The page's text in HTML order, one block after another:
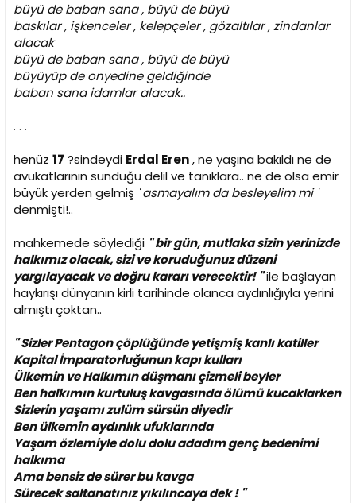
büyü de baban sana , büyü de büyü
baskılar , işkenceler , kelepçeler , gözaltılar , zindanlar
alacak
büyü de baban sana , büyü de büyü
büyüyüp de onyedine geldiğinde
baban sana idamlar alacak..
. . .
henüz 17 ?sindeydi Erdal Eren, ne yaşına bakıldı ne de
avukatlarının sunduğu delil ve tanıklara.. ne de olsa emir
büyük yerden gelmiş ' asmayalım da besleyelim mi '
denmişti!..
mahkemede söylediği " bir gün, mutlaka sizin yerinizde
halkımız olacak, sizi ve koruduğunuz düzeni
yargılayacak ve doğru kararı verecektir! "ile başlayan
haykırışı dünyanın kirli tarihinde olanca aydınlığıyla yerini
almıştı çoktan..
" Sizler Pentagon çöplüğünde yetişmiş kanlı katiller
Kapital İmparatorluğunun kapı kulları
Ülkemin ve Halkımın düşmanı çizmeli beyler
Ben halkımın kurtuluş kavgasında ölümü kucaklarken
Sizlerin yaşamı zulüm sürsün diyedir
Ben ülkemin aydınlık ufuklarında
Yaşam özlemiyle dolu dolu adadım genç bedenimi
halkıma
Ama bensiz de sürer bu kavga
Sürecek saltanatınız yıkılıncaya dek ! "